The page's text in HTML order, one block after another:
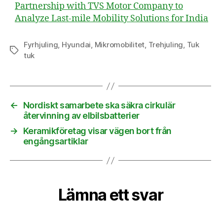
Partnership with TVS Motor Company to
Analyze Last-mile Mobility Solutions for India
Etiketter
Fyrhjuling, Hyundai, Mikromobilitet, Trehjuling, Tuk
tuk
←
Nordiskt samarbete ska säkra cirkulär
återvinning av elbilsbatterier
→
Keramikföretag visar vägen bort från
engångsartiklar
Lämna ett svar